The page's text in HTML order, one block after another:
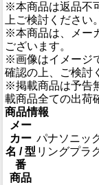
※本商品は返品不
上ご検討ください。
※本商品は、メー
ございます。
※画像はイメージ
確認の上、ご検討
※掲載商品は予告
載商品全ての出荷
商品情報
メー
カー
名 / 型
番
パナソニッ
リングプラ
商品